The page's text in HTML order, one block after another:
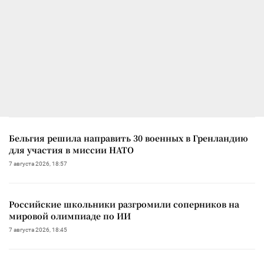
Бельгия решила направить 30 военных в Гренландию
для участия в миссии НАТО
7 августа 2026, 18:57
Российские школьники разгромили соперников на
мировой олимпиаде по ИИ
7 августа 2026, 18:45